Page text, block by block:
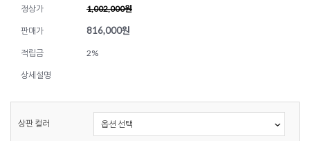
정상가 1,002,000원
판매가 816,000원
적립금 2%
상세설명
상판 컬러